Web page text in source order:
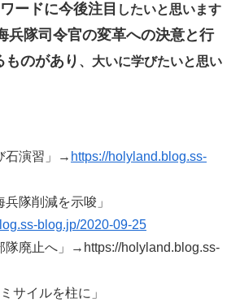
ードに今後注目 したいと思います
兵隊司令官の変革への決意と行
のがあり 、大いに学びたいと思い
石演習」→ https://holyland.blog.ss-
兵隊削減を示唆」
blog.jp/2020-09-25
隊廃止へ」→https://holyland.blog.ss-
サイルを柱に」